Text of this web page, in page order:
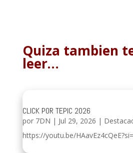
Quiza tambien
leer…
CLICK POR TEPIC 2026
por 7DN | Jul 29, 2026 |
https://youtu.be/